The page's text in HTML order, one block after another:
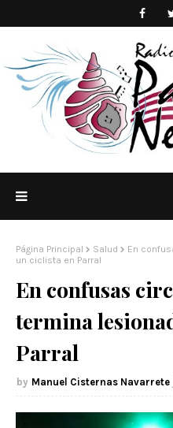
Página Principal Salud
En
un ciclista en Parral
En confusas
termina
Parral
Manuel Cisternas Navarrete